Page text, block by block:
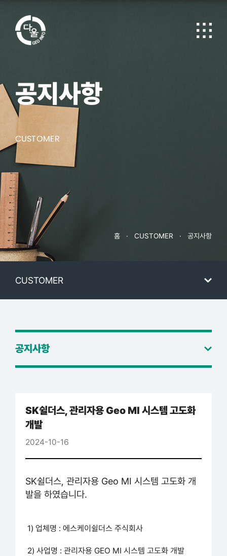
공지사항
CUSTOMER
홈 · CUSTOMER · 공지사항
CUSTOMER
공지사항
SK쉴더스, 관리자용 Geo MI 시스템 고도화
개발
2024-10-16
SK쉴더스,관리자용 Geo MI 시스템 고도화 개
발을 하였습니다.
1) 업체명 : 에스케이쉴더스주식회사
2) 사업명 :관리자용 GEO MI 시스템 고도화 개발